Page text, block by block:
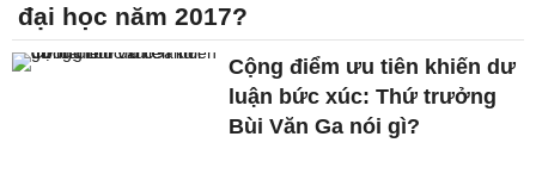
đại học năm 2017?
Cộng điểm ưu tiên khiến dư
luận bức xúc: Thứ trưởng
Bùi Văn Ga nói gì?